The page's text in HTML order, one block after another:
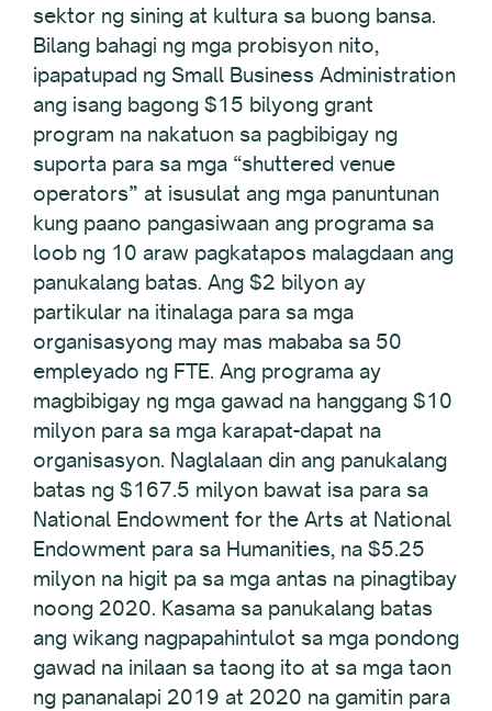
sektor ng sining at kultura sa buong bansa.
Bilang bahagi ng mga probisyon nito,
ipapatupad ng Small Business Administration
ang isang bagong $15 bilyong grant
program na nakatuon sa pagbibigay ng
suporta para sa mga “shuttered venue
operators” at isusulat ang mga panuntunan
kung paano pangasiwaan ang programa sa
loob ng 10 araw pagkatapos malagdaan ang
panukalang batas. Ang $2 bilyon ay
partikular na itinalaga para sa mga
organisasyong may mas mababa sa 50
empleyado ng FTE. Ang programa ay
magbibigay ng mga gawad na hanggang $10
milyon para sa mga karapat-dapat na
organisasyon. Naglalaan din ang panukalang
batas ng $167.5 milyon bawat isa para sa
National Endowment for the Arts at National
Endowment para sa Humanities, na $5.25
milyon na higit pa sa mga antas na pinagtibay
noong 2020. Kasama sa panukalang batas
ang wikang nagpapahintulot sa mga pondong
gawad na inilaan sa taong ito at sa mga taon
ng pananalapi 2019 at 2020 na gamitin para